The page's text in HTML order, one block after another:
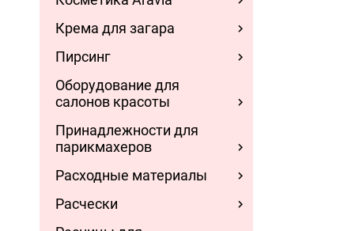
Крема для загара
Пирсинг
Оборудование для
салонов красоты
Принадлежности для
парикмахеров
Расходные материалы
Расчески